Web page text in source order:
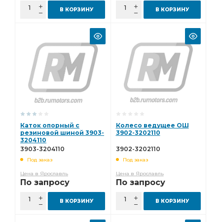
В КОРЗИНУ В КОРЗИНУ
Каток опорный с
резиновой шиной 3903-
3204110
3903-3204110
Под заказ
Цена в Ярославль
По запросу
В КОРЗИНУ
Колесо ведущее ОШ
3902-3202110
3902-3202110
Под заказ
Цена в Ярославль
По запросу
В КОРЗИНУ